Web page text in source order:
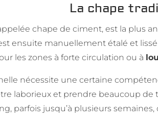
La chape
chape de ciment, est la plus
ensuite manuellement étalé et
les zones à forte circulation ou à
nécessite une certaine
laborieux et prendre beaucoup
parfois jusqu’à plusieurs